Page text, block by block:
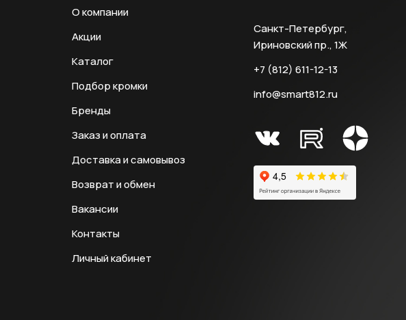
О компании
Акции
Каталог
Подбор кромки
Бренды
Заказ и оплата
Доставка и самовывоз
Возврат и обмен
Вакансии
Контакты
Личный кабинет
Санкт-Петербург,
Ириновский пр., 1Ж
+7 (812) 611-12-13
info@smart812.ru